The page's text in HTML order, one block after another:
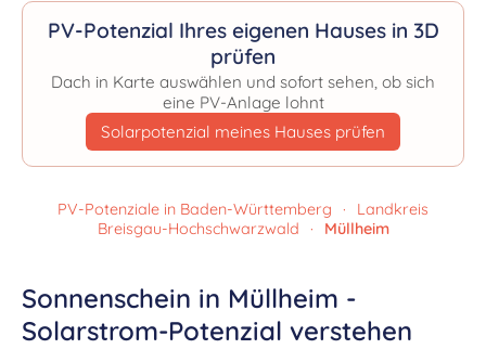
PV-Potenzial Ihres eigenen Hauses in 3D
prüfen
Dach in Karte auswählen und sofort sehen, ob sich
eine PV-Anlage lohnt
Solarpotenzial meines Hauses prüfen
PV-Potenziale in Baden-Württemberg ·
Landkreis
Breisgau-Hochschwarzwald
· Müllheim
Sonnenschein in Müllheim -
Solarstrom-Potenzial verstehen